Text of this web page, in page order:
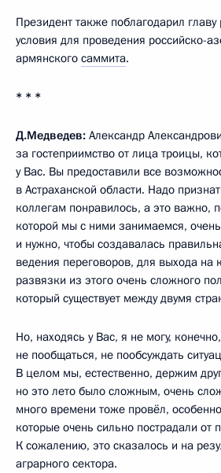
Президент также поблагодарил
условия для проведения российско-
армянского саммита.
* * *
Д.Медведев: Александр
за гостеприимство от лица троицы,
у Вас. Вы предоставили все
в Астраханской области. Надо
коллегам понравилось, а это важно,
которой мы с ними занимаемся,
и нужно, чтобы создавалась
ведения переговоров, для выхода на
развязки из этого очень сложного
который существует между двумя
Но, находясь у Вас, я не могу,
не пообщаться, не пообсуждать
В целом мы, естественно, держим
но это лето было сложным, очень
много времени тоже провёл,
которые очень сильно пострадали от
К сожалению, это сказалось и на
аграрного сектора.